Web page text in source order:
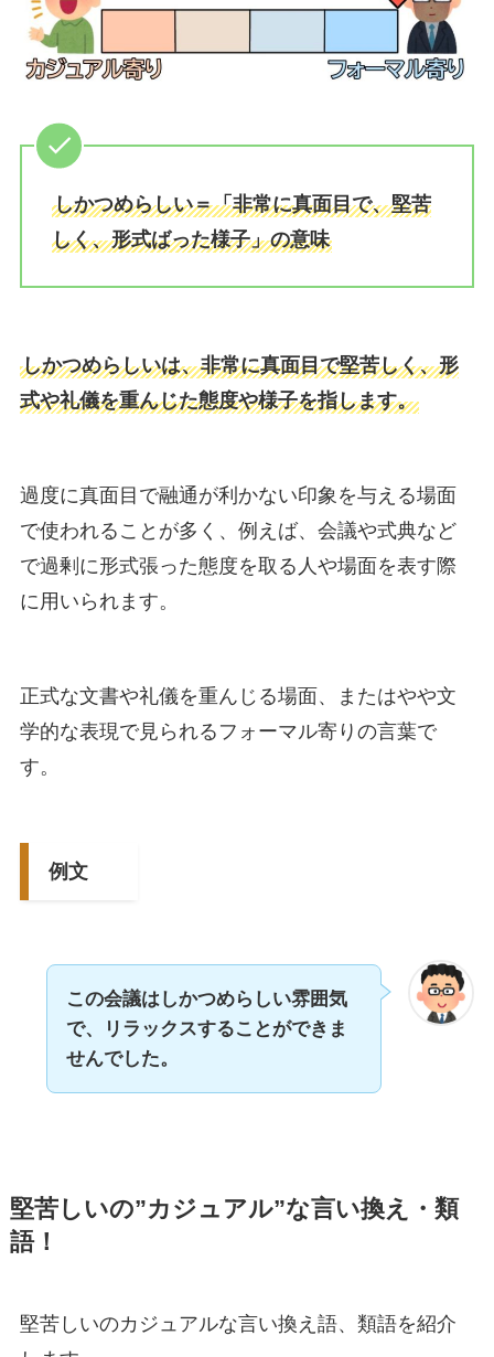
しかつめらしい＝「非常に真面目で、堅苦
しく、形式ばった様子」の意味
しかつめらしいは、非常に真面目で堅苦しく、形
式や礼儀を重んじた態度や様子を指します。
過度に真面目で融通が利かない印象を与える場面
で使われることが多く、例えば、会議や式典など
で過剰に形式張った態度を取る人や場面を表す際
に用いられます。
正式な文書や礼儀を重んじる場面、またはやや文
学的な表現で見られるフォーマル寄りの言葉で
す。
例文
この会議はしかつめらしい雰囲気
で、リラックスすることができま
せんでした。
堅苦しいの”カジュアル”な言い換え・類
語！
堅苦しいのカジュアルな言い換え語、類語を紹介